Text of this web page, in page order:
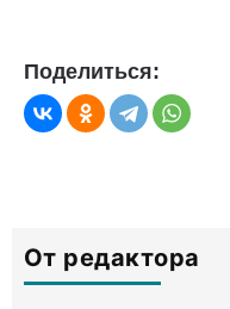
Поделиться:
От редактора